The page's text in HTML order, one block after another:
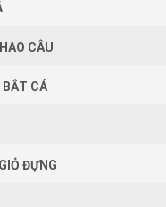
CÂU
BẮT CÁ
ĐỰNG